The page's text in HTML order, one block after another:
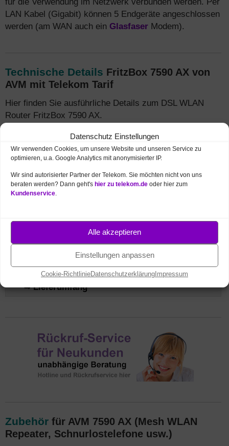
Datenschutz Einstellungen
Wir verwenden Cookies, um unsere Website und unseren Service zu
optimieren, u.a. Google Analytics mit anonymisierter IP.
Wir sind autorisierter Partner der Telekom. Sie möchten nicht von uns
beraten werden? Dann geht's hier zu telekom.de oder hier zum
Kundenservice
Alle akzeptieren
Einstellungen anpassen
Cookie-RichtlinieDatenschutzerklärungImpressum
LAN Kabel (Gigabit) können 5 Endgeräte angeschlossen
werden (am WAN auch ein Glasfaser Modem).
Technische Details FritzBox 7590 AX von
AVM mit Telekom Tarif
Hier finden Sie ausführliche Details zum DSL WLAN
Router FritzBox 7590 AX.
➥ Telefonie
➥ Geräteeigenschaften
➥ Lieferumfang
Zubehör für AVM 7590 AX (Mesh WLAN
Repeater, Schnurlostelefone usw.)